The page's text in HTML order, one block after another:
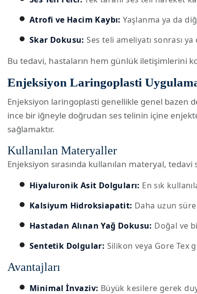
Atrofi ve Hacim Kaybı: Yaşlanma ya da
Skar Dokusu: Ses teli ameliyatı sonrası
Bu tedavi, hastaların hem günlük iletişimlerini
Enjeksiyon Laringoplasti
Enjeksiyon laringoplasti genellikle genel bazen
ince bir iğneyle doğrudan ses telinin içine
sağlamaktır.
Kullanılan Materyaller
Enjeksiyon sırasında kullanılan materyal,
Hiyaluronik Asit Dolguları: En sık
Kalsiyum Hidroksiapatit: Daha uzun
Hastadan Alınan Yağ Dokusu: Doğal ve
Sentetik Dolgular: Silikon veya Gore Tex
Avantajları
Minimal İnvaziv: Büyük kesilere gerek